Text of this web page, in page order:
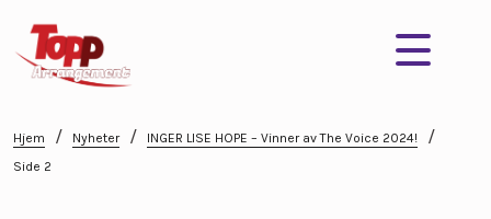
Hjem / Nyheter / INGER LISE HOPE – Vinner av The Voice 2024! /
Side 2